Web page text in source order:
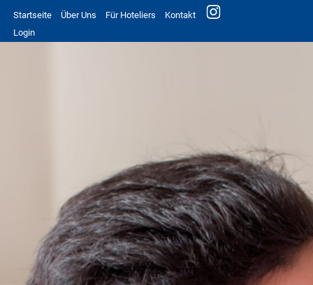
Startseite Über Uns Für Hoteliers
Kontakt
Login